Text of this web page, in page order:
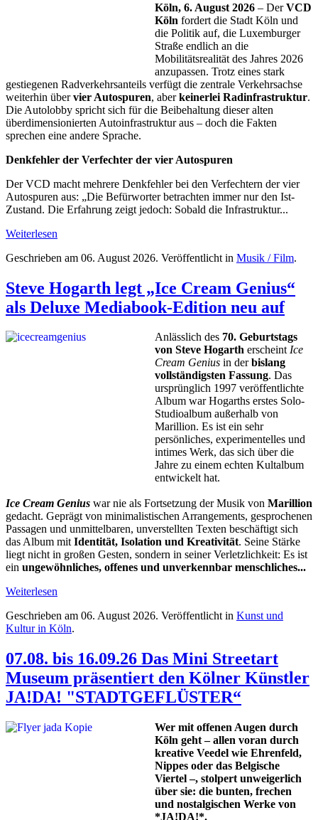
Köln, 6. August 2026 – DerVCD
Köln fordert die Stadt Köln und
die Politik auf, die Luxemburger
Straße endlich an die
Mobilitätsrealität des Jahres 2026
anzupassen. Trotz eines stark
gestiegenen Radverkehrsanteils verfügt die zentrale Verkehrsachse
weiterhin übervier Autospuren, aberkeinerlei Radinfrastruktur.
Die Autolobby spricht sich für die Beibehaltung dieser alten
überdimensionierten Autoinfrastruktur aus – doch die Fakten
sprechen eine andere Sprache.
Denkfehler der Verfechter der vier Autospuren
Der VCD macht mehrere Denkfehler bei den Verfechtern der vier
Autospuren aus: „Die Befürworter betrachten immer nur den Ist-
Zustand. Die Erfahrung zeigt jedoch: Sobald die Infrastruktur...
Weiterlesen
Geschrieben am 06. August 2026. Veröffentlicht in Musik / Film.
Steve Hogarth legt „Ice Cream Genius“
als Deluxe Mediabook-Edition neu auf
Anlässlich des 70. Geburtstags
von Steve Hogarth erscheintIce
Cream Genius in derbislang
vollständigsten Fassung. Das
ursprünglich 1997 veröffentlichte
Album war Hogarths erstes Solo-
Studioalbum außerhalb von
Marillion. Es ist ein sehr
persönliches, experimentelles und
intimes Werk, das sich über die
Jahre zu einem echten Kultalbum
entwickelt hat.
Ice Cream Genius war nie als Fortsetzung der Musik von Marillion
gedacht. Geprägt von minimalistischen Arrangements, gesprochenen
Passagen und unmittelbaren, unverstellten Texten beschäftigt sich
das Album mitIdentität, Isolation und Kreativität. Seine Stärke
liegt nicht in großen Gesten, sondern in seiner Verletzlichkeit: Es ist
ein ungewöhnliches, offenes und unverkennbar menschliches...
Weiterlesen
Geschrieben am 06. August 2026. Veröffentlicht in Kunst und
Kultur in Köln.
07.08. bis 16.09.26 Das Mini Streetart
Museum präsentiert den Kölner Künstler
JA!DA! "STADTGEFLÜSTER“
Wer mit offenen Augen durch
Köln geht – allen voran durch
kreative Veedel wie Ehrenfeld,
Nippes oder das Belgische
Viertel –, stolpert unweigerlich
über sie: die bunten, frechen
und nostalgischen Werke von
*JA!DA!*.